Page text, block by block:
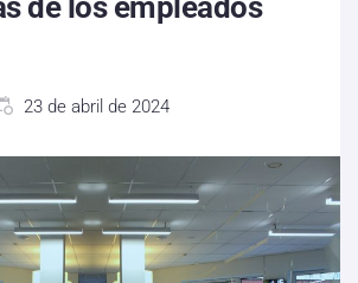
23 de abril de 2024